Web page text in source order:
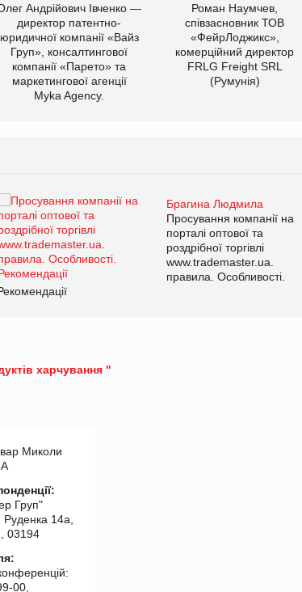
Андрійович Івченко —
директор патентно-
юридичної компанії «Вайз
Груп», консалтингової
компанії «Парето» та
маркетингової агенції
Myka Agency.
Роман Наумчев,
співзасновник ТОВ
«ФейрЛоджикс»,
комерційний директор
FRLG Freight SRL
(Румунія)
Брагина Людмила
Просування компанії на
порталі оптової та
роздрібної торгівлі
www.trademaster.ua.
правила. Особливості.
харчування "
Миколи
Груп"
14а,
03194
00,